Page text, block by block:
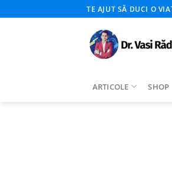
to
TE AJUT SĂ DUCI O
ARTICOLE SHOP